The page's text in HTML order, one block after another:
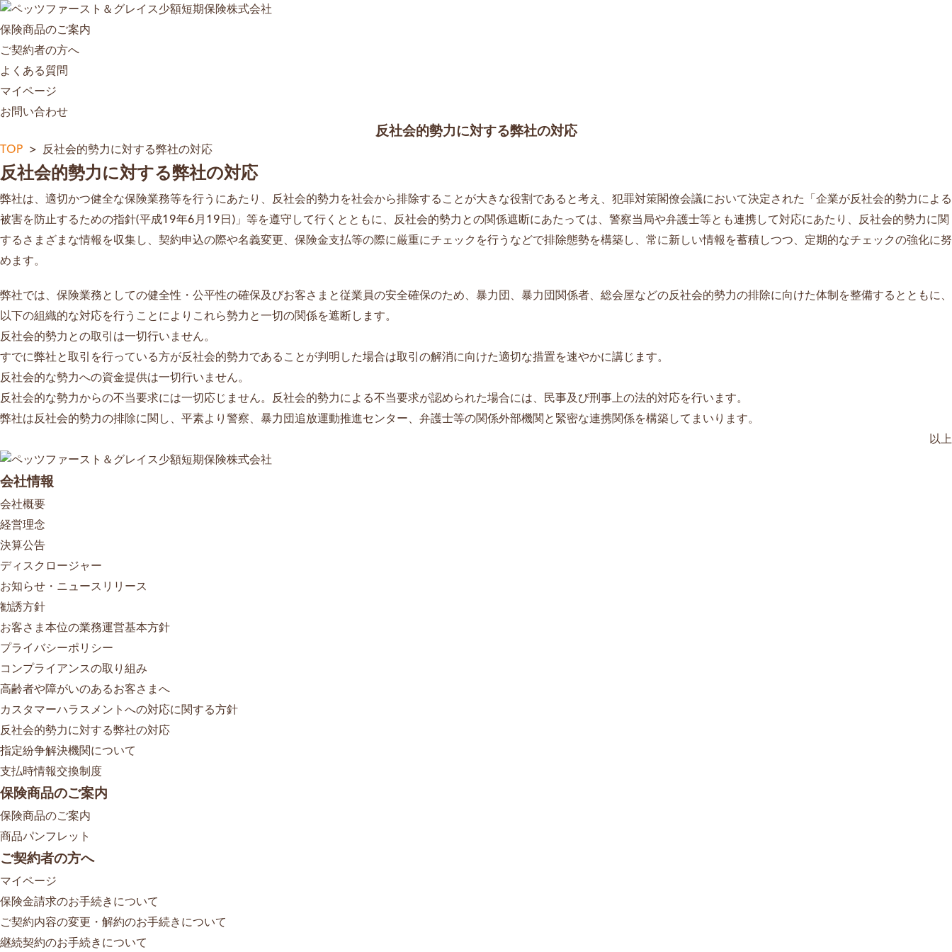
保険商品のご案内
ご契約者の方へ
よくある質問
マイページ
お問い合わせ
反社会的勢力に対する弊社の対応
TOP 反社会的勢力に対する弊社の対応
反社会的勢力に対する弊社の対応
弊社は、適切かつ健全な保険業務等を行うにあたり、反社会的勢力を社会から排除することが大きな役割であると考え、犯罪対策閣僚会議において決定された「企業が反社会的勢力による
被害を防止するための指針(平成19年6月19日)」等を遵守して行くとともに、反社会的勢力との関係遮断にあたっては、警察当局や弁護士等とも連携して対応にあたり、反社会的勢力に関
するさまざまな情報を収集し、契約申込の際や名義変更、保険金支払等の際に厳重にチェックを行うなどで排除態勢を構築し、常に新しい情報を蓄積しつつ、定期的なチェックの強化に努
めます。
弊社では、保険業務としての健全性・公平性の確保及びお客さまと従業員の安全確保のため、暴力団、暴力団関係者、総会屋などの反社会的勢力の排除に向けた体制を整備するとともに、
以下の組織的な対応を行うことによりこれら勢力と一切の関係を遮断します。
反社会的勢力との取引は一切行いません。
すでに弊社と取引を行っている方が反社会的勢力であることが判明した場合は取引の解消に向けた適切な措置を速やかに講じます。
反社会的な勢力への資金提供は一切行いません。
反社会的な勢力からの不当要求には一切応じません。反社会的勢力による不当要求が認められた場合には、民事及び刑事上の法的対応を行います。
弊社は反社会的勢力の排除に関し、平素より警察、暴力団追放運動推進センター、弁護士等の関係外部機関と緊密な連携関係を構築してまいります。
以上
会社情報
会社概要
経営理念
決算公告
ディスクロージャー
お知らせ・ニュースリリース
勧誘方針
お客さま本位の業務運営基本方針
プライバシーポリシー
コンプライアンスの取り組み
高齢者や障がいのあるお客さまへ
カスタマーハラスメントへの対応に関する方針
反社会的勢力に対する弊社の対応
指定紛争解決機関について
支払時情報交換制度
保険商品のご案内
保険商品のご案内
商品パンフレット
ご契約者の方へ
マイページ
保険金請求のお手続きについて
ご契約内容の変更・解約のお手続きについて
継続契約のお手続きについて